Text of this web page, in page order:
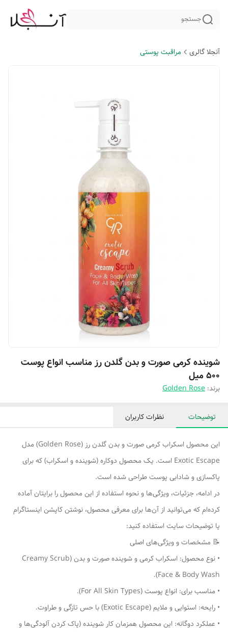
جستجو
آنجلا گالری مراقبت پوستی
شوینده کرمی صورت و بدن گلدن رز مناسب انواع پوست
۵۰۰ میل
برند: Golden Rose
توضیحات نظرات کاربران
این محصول اسکراب کرمی صورت و بدن گلدن رز (Golden Rose) مدل
Exotic Escape است. یک محصول دوکاره (شوینده و اسکراب) که برای
پاکسازی و شادابی پوست طراحی شده است.
در ادامه، جزئیات، ویژگی‌ها و نحوه استفاده از این محصول را برایتان آماده
کرده‌ام که می‌توانید از آن‌ها برای معرفی محصول، نوشتن کاپشن اینستاگرام
یا توضیحات سایت استفاده کنید:
📝 مشخصات و ویژگی‌های اصلی
• نوع محصول: اسکراب کرمی و شوینده صورت و بدن (Creamy Scrub
Face & Body Wash).
• مناسب برای: انواع پوست (For All Skin Types).
• رایحه: استوایی و ملایم (Exotic Escape) با حس تازگی و طراوت.
• عملکرد دوگانه: این محصول همزمان کار شوینده (پاک کردن آلودگی‌ها و